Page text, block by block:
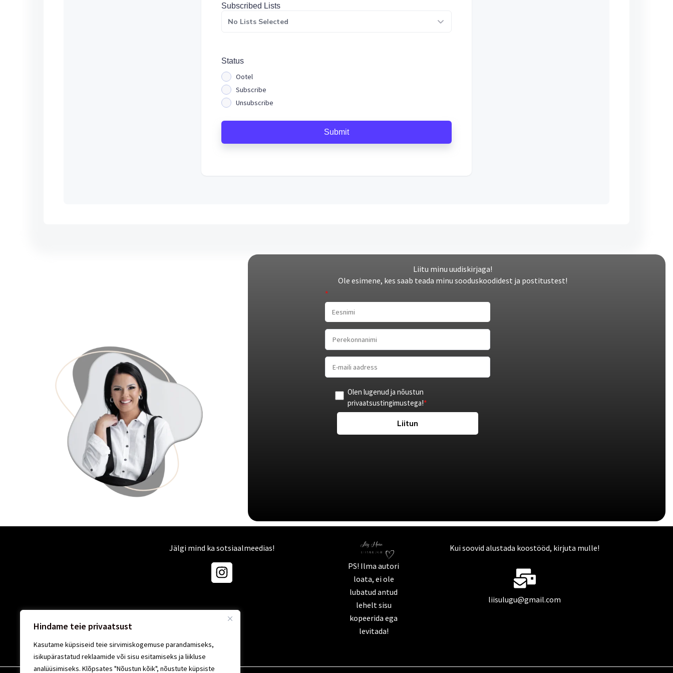
Hindame teie privaatsust
Kasutame küpsiseid teie sirvimiskogemuse parandamiseks,
isikupärastatud reklaamide või sisu esitamiseks ja liikluse
analüüsimiseks. Klõpsates "Nõustun kõik", nõustute küpsiste
Status
Ootel
Subscribe
Unsubscribe
Subscribed Lists
No Lists Selected
Submit
Liitu minu uudiskirjaga!
Ole esimene, kes saab teada minu sooduskoodidest ja postitustest!
*
Olen lugenud ja nõustun
privaatsustingimustega!*
Liitun
Jälgi mind ka sotsiaalmeedias!
I
n
t
PS! Ilma autori
loata, ei ole
lubatud antud
lehelt sisu
kopeerida ega
levitada!
Kui soovid alustada koostööd, kirjuta mulle!
liisulugu@gmail.com